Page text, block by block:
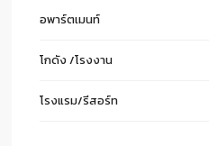
อพาร์ตเมนท์
โกดัง /โรงงาน
โรงแรม/รีสอร์ท